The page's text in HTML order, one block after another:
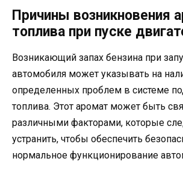
Причины возникновения
топлива при пуске
Возникающий запах бензина при
автомобиля может указывать на
определенных проблем в системе
топлива. Этот аромат может быть
различными факторами, которые
устранить, чтобы обеспечить
нормальное функционирование